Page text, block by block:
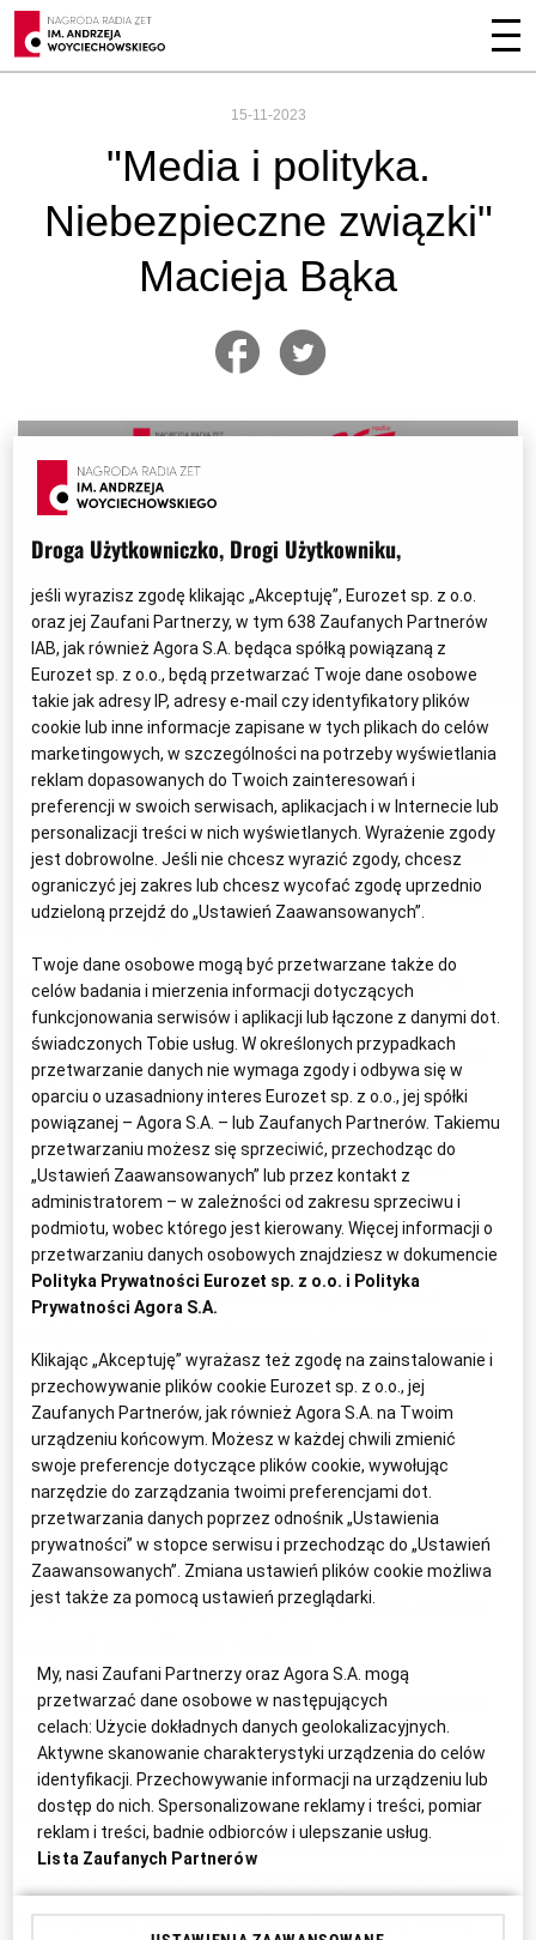
15-11-2023
"Media i polityka.
Niebezpieczne związki"
Macieja Bąka
Ruszył podcast Macieja Bąka "Media i
polityka. Niebezpieczne związki", w którym
reporter Radia ZET rozmawia z
dziennikarzami politycznymi o tajnikach ich
pracy i nieoficjalnych relacjach z politykami
różnych opcji.
Podcast liczy 6 odcinków i powstał w ramach 19.
edycji Nagrody Radia ZET im. Andrzeja
Woyciechowskiego, której motyw przewodni brzmi:
"Polityka w mediach. Media w polityce". Gośćmi
Macieja Bąka byli: Dominika Długosz, Agnieszka
Gozdyra, Bogdan Rymanowski, Beata Lubecka,
Grzegorz Kajdanowicz i Andrzej Stankiewicz.
Autor wywiadów rozmawia z dziennikarzami o ich
pracy od kuchni, doświadczeniach, relacjach z
odpowiedzi czy politycy znani z ekranów
telewizyjnych zmieniają się w kontaktach
nieoficjalnych. A może zakładają swoje maski
wyłącznie w świetle kamer?
Cała seria podcastu "Polityka i media. Niebezpieczne
związki" jest dostępnaTUTAJ, a także na
player.radiozet.pli Spotify. Wywiady można również
Maciej Bąk na co dzień jest trójmiejskim reporterem
Radia ZET. Zaczynał w studenckim Radiu SAR,
następnie szlify zdobywał w Radiu Gdańsk, a do
zespołu Radia ZET dołączył w 2016 roku. Relacjonuje
najważniejsze wydarzenia z Pomorza i Warmii i Mazur,
Ukrainy, Rosji, Hiszpanii, Wielkiej Brytanii czy strefy
Droga Użytkowniczko, Drogi Użytkowniku,
jeśli wyrazisz zgodę klikając „Akceptuję”, Eurozet sp. z o.o.
oraz jej Zaufani Partnerzy, w tym638 Zaufanych Partnerów
IAB, jak również Agora S.A. będąca spółką powiązaną z
Eurozet sp. z o.o., będą przetwarzać Twoje dane osobowe
takie jak adresy IP, adresy e-mail czy identyfikatory plików
cookie lub inne informacje zapisane w tych plikach do celów
marketingowych, w szczególności na potrzeby wyświetlania
reklam dopasowanych do Twoich zainteresowań i
preferencji w swoich serwisach, aplikacjach i w Internecie lub
personalizacji treści w nich wyświetlanych. Wyrażenie zgody
jest dobrowolne. Jeśli nie chcesz wyrazić zgody, chcesz
ograniczyć jej zakres lub chcesz wycofać zgodę uprzednio
udzieloną przejdź do „Ustawień Zaawansowanych”.
Twoje dane osobowe mogą być przetwarzane także do
celów badania i mierzenia informacji dotyczących
funkcjonowania serwisów i aplikacji lub łączone z danymi dot.
świadczonych Tobie usług. W określonych przypadkach
przetwarzanie danych nie wymaga zgody i odbywa się w
oparciu o uzasadniony interes Eurozet sp. z o.o., jej spółki
powiązanej – Agora S.A. – lub Zaufanych Partnerów. Takiemu
przetwarzaniu możesz się sprzeciwić, przechodząc do
„Ustawień Zaawansowanych” lub przez kontakt z
administratorem – w zależności od zakresu sprzeciwu i
podmiotu, wobec którego jest kierowany. Więcej informacji o
przetwarzaniu danych osobowych znajdziesz w dokumencie
Polityka Prywatności Eurozet sp. z o.o. i Polityka
Prywatności Agora S.A.
Klikając „Akceptuję” wyrażasz też zgodę na zainstalowanie i
przechowywanie plików cookie Eurozet sp. z o.o., jej
Zaufanych Partnerów, jak również Agora S.A. na Twoim
urządzeniu końcowym. Możesz w każdej chwili zmienić
swoje preferencje dotyczące plików cookie, wywołując
narzędzie do zarządzania twoimi preferencjami dot.
przetwarzania danych poprzez odnośnik „Ustawienia
prywatności” w stopce serwisu i przechodząc do „Ustawień
Zaawansowanych”. Zmiana ustawień plików cookie możliwa
jest także za pomocą ustawień przeglądarki.
My, nasi Zaufani Partnerzy oraz Agora S.A. mogą
przetwarzać dane osobowe w następujących
celach:Użycie dokładnych danych geolokalizacyjnych.
Aktywne skanowanie charakterystyki urządzenia do celów
identyfikacji. Przechowywanie informacji na urządzeniu lub
dostęp do nich. Spersonalizowane reklamy i treści, pomiar
reklam i treści, badnie odbiorców i ulepszanie usług.
Lista Zaufanych Partnerów